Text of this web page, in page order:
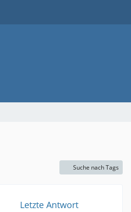
Suche nach Tags
Letzte Antwort